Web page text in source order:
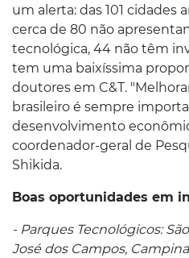
um alerta: das 101 cidades
cerca de 80 não
tecnológica, 44 não têm
tem uma baixíssima
doutores em C&T.
brasileiro é sempre
desenvolvimento
coordenador-geral de
Shikida.
Boas oportunidades em
- Parques Tecnológicos:
José dos Campos,